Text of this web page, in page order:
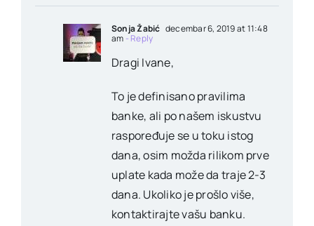
Sonja Žabić decembar 6, 2019 at 11:48
am - Reply
Dragi Ivane,
To je definisano pravilima
banke, ali po našem iskustvu
raspoređuje se u toku istog
dana, osim možda rilikom prve
uplate kada može da traje 2-3
dana. Ukoliko je prošlo više,
kontaktirajte vašu banku.